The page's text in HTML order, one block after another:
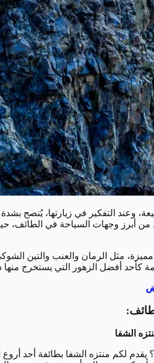
وعند التفكير في زيارتها، يُنصح
من أبرز وجهات السياحة في الطائف،
مثل الرمان والعنب والتين
كأحد أفضل الزهور التي يستخرج